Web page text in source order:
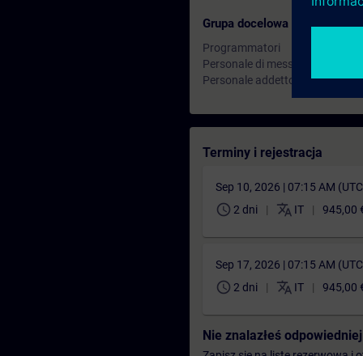
Grupa docelowa
Programmatori
Personale di messa in servizio
Personale addetto allo sviluppo
Terminy i rejestracja
Sep 10, 2026 | 07:15 AM
schedule 2 dni translate IT 945,00
Sep 17, 2026 | 07:15 AM
schedule 2 dni translate IT 945,00
Nie znalazłeś